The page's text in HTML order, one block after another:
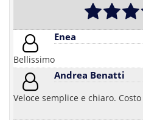
Enea
Bellissimo
Andrea Benatti
Veloce semplice e chiaro. Costo